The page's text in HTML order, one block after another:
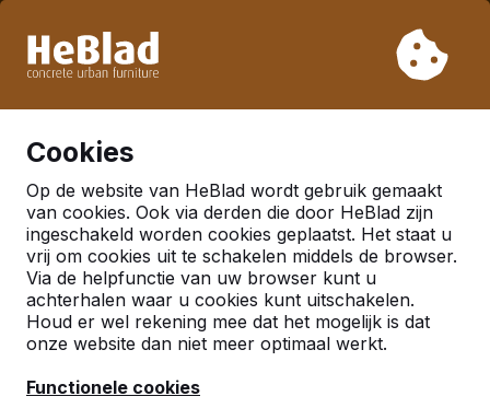
week 33. Houdt u daarom rekening met langere levertijden.
Cookies
Op de website van HeBlad wordt gebruik gemaakt
van cookies. Ook via derden die door HeBlad zijn
ingeschakeld worden cookies geplaatst. Het staat u
vrij om cookies uit te schakelen middels de browser.
Via de helpfunctie van uw browser kunt u
achterhalen waar u cookies kunt uitschakelen.
Houd er wel rekening mee dat het mogelijk is dat
onze website dan niet meer optimaal werkt.
Functionele cookies
Al meer dan 30.000 producten verkocht
Veelgestelde vragen
Hier vind je enkele vragen die veel gesteld worden.
Staat je vraag er niet tussen? Neem dan gerust
contact op.